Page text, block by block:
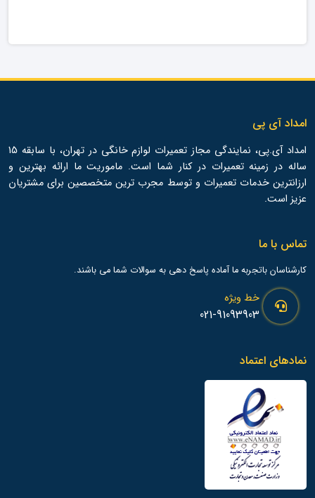
امداد آی پی
امداد آی.پی، نمایندگی مجاز تعمیرات لوازم خانگی در تهران، با سابقه 15
ساله در زمینه تعمیرات در کنار شما است. ماموریت ما ارائه بهترین و
ارزانترین خدمات تعمیرات و توسط مجرب ترین متخصصین برای مشتریان
عزیز است.
تماس با ما
کارشناسان باتجربه ما آماده پاسخ دهی به سوالات شما می باشند.
خط ویژه
021-91093903
نمادهای اعتماد